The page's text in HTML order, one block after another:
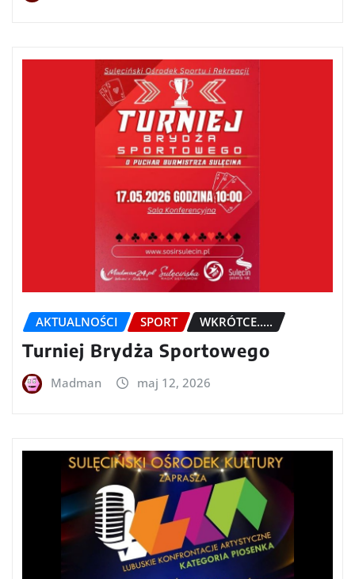
AKTUALNOŚCI SPORT WKRÓTCE.....
Turniej Brydża Sportowego
Madman maj 12, 2026